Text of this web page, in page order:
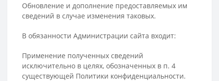
Обновление и дополнение предоставляемых им
сведений в случае изменения таковых.
В обязанности Администрации сайта входит:
Применение полученных сведений
исключительно в целях, обозначенных в п. 4
существующей Политики конфиденциальности.